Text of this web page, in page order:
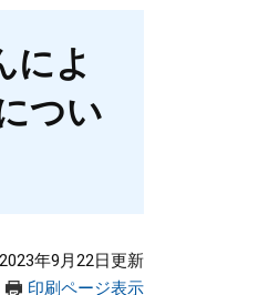
によ
つい
年9月22日更新
印刷ページ表示